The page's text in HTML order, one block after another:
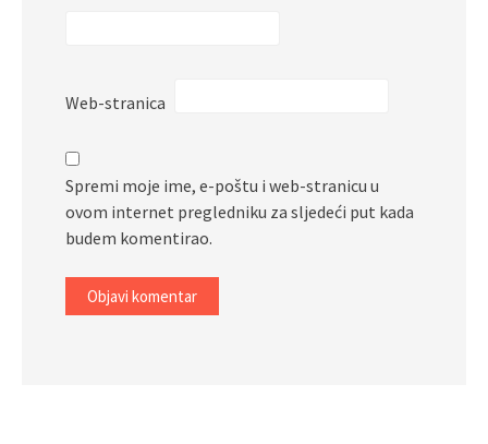
Web-stranica
Spremi moje ime, e-poštu i web-stranicu u
ovom internet pregledniku za sljedeći put kada
budem komentirao.